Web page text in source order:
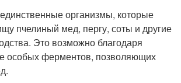
организмы, которые
пчелиный мед, пергу, соты и другие
Это возможно благодаря
особых ферментов, позволяющих